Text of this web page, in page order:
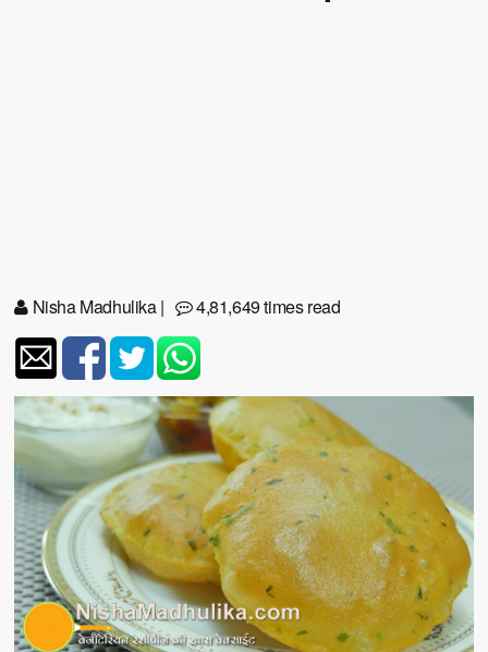
Nisha Madhulika| 4,81,649 times read